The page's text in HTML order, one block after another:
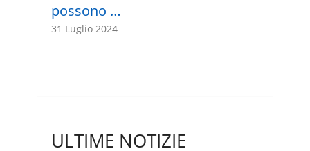
possono …
31 Luglio 2024
ULTIME NOTIZIE